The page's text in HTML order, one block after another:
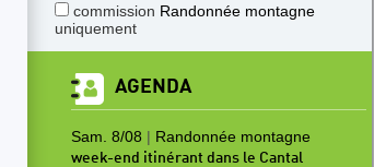
commission Randonnée montagne
uniquement
AGENDA
Sam. 8/08 | Randonnée montagne
week-end itinérant dans le Cantal